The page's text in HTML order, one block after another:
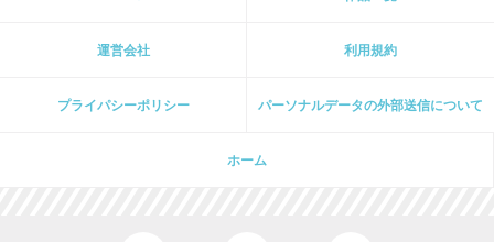
運営会社 利用規約
プライパシーポリシー パーソナルデータの外部送信について
ホーム